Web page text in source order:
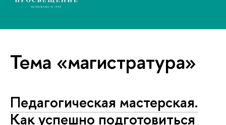
Тема «магистратура»
Педагогическая мастерская.
Как успешно подготовиться